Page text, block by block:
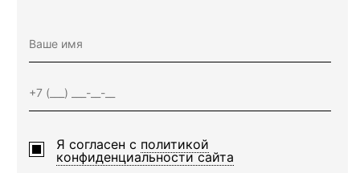
Я согласен с политикой
конфиденциальности сайта